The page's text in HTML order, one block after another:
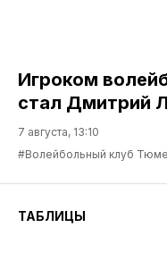
Игроком
стал Дмитрий
7 августа, 13:10
#Волейбольный клуб
ТАБЛИЦЫ